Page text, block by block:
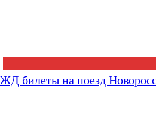
ЖД билеты на поезд